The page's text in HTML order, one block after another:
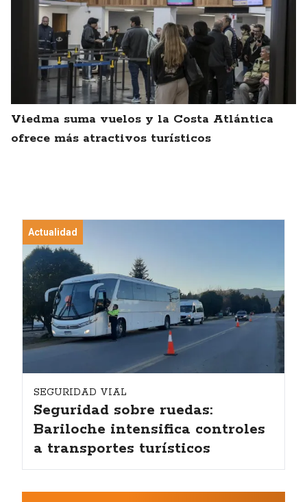
Viedma suma vuelos y la Costa Atlántica
ofrece más atractivos turísticos
Actualidad
SEGURIDAD VIAL
Seguridad sobre ruedas:
Bariloche intensifica controles
a transportes turísticos